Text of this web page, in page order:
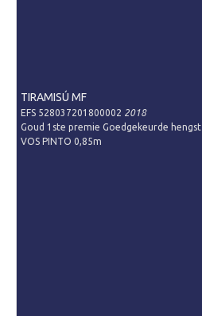
Hengsten
EFS Hengstendatabase
TIRAMISÚ MF
EFS 528037201800002 2018
Goud 1ste premie Goedgekeurde hengst
VOS PINTO 0,85m